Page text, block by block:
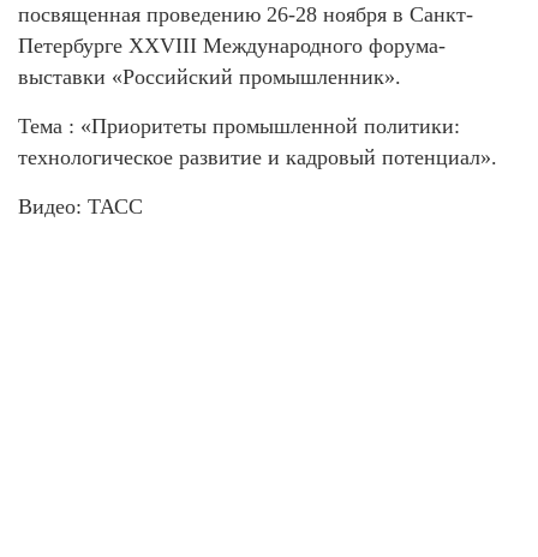
посвященная проведению 26-28 ноября в Санкт-
Петербурге XXVIII Международного форума-
выставки «Российский промышленник».
Тема : «Приоритеты промышленной политики:
технологическое развитие и кадровый потенциал».
Видео: ТАСС